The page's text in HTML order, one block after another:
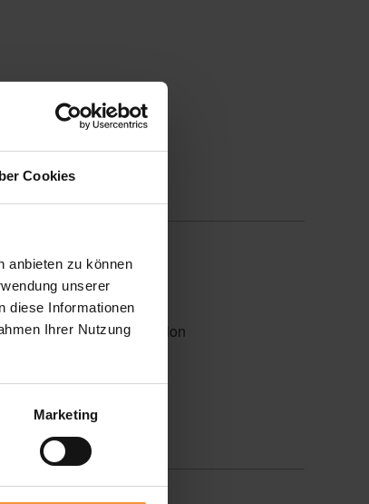
Cookies
anbieten zu können
unserer
diese Informationen
Ihrer Nutzung
Marketing
durch Perforation